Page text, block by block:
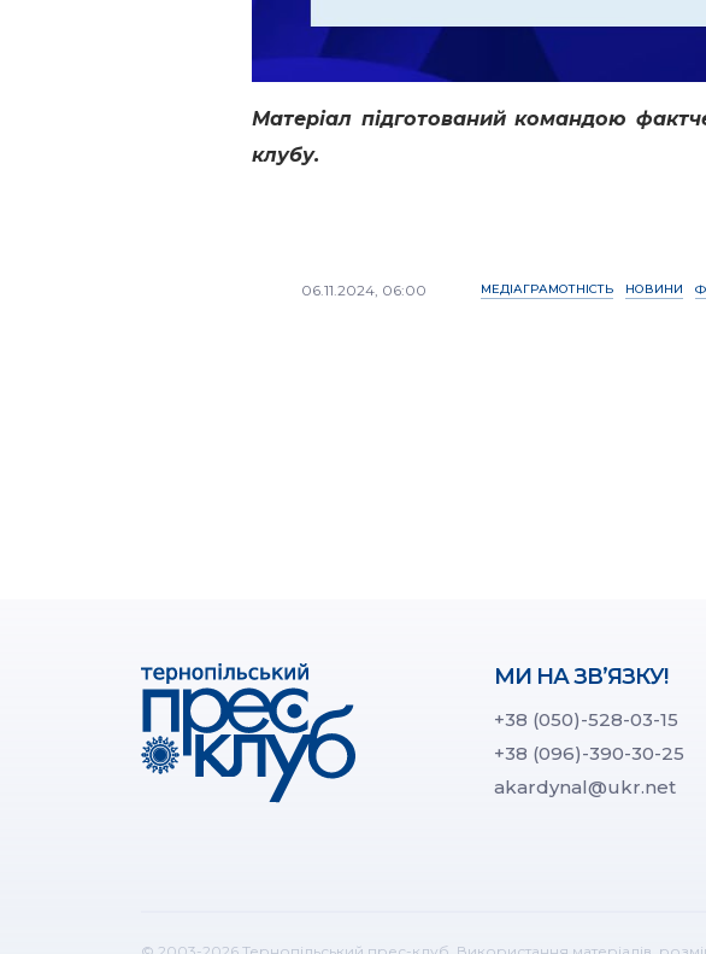
Матеріал підготований командою
клубу.
06.11.2024, 06:00 МЕДІАГРАМОТНІСТЬ НОВИНИ
МИ НА ЗВ’ЯЗКУ!
+38 (050)-528-03-15
+38 (096)-390-30-25
akardynal@ukr.net